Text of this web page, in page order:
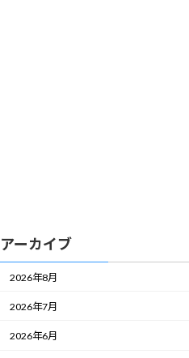
アーカイブ
2026年8月
2026年7月
2026年6月